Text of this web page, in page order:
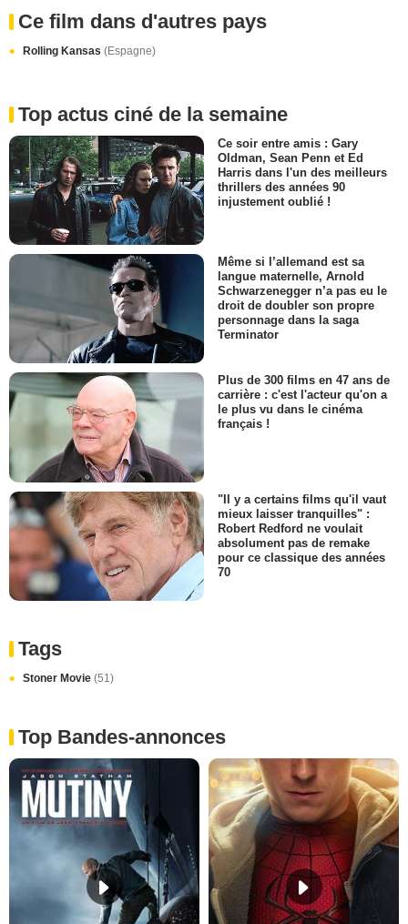
Ce film dans d'autres pays
Rolling Kansas (Espagne)
Top actus ciné de la semaine
Ce soir entre amis : Gary
Oldman, Sean Penn et Ed
Harris dans l'un des meilleurs
thrillers des années 90
injustement oublié !
Même si l’allemand est sa
langue maternelle, Arnold
Schwarzenegger n’a pas eu le
droit de doubler son propre
personnage dans la saga
Terminator
Plus de 300 films en 47 ans de
carrière : c'est l'acteur qu'on a
le plus vu dans le cinéma
français !
"Il y a certains films qu'il vaut
mieux laisser tranquilles" :
Robert Redford ne voulait
absolument pas de remake
pour ce classique des années
70
Tags
Stoner Movie (51)
Top Bandes-annonces